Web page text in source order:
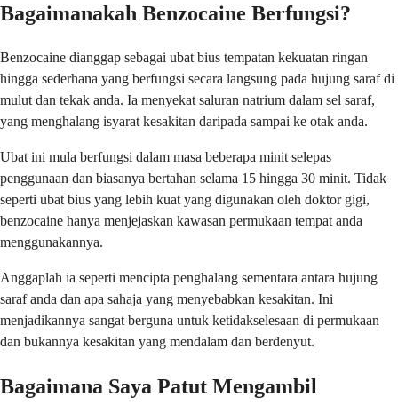
Bagaimanakah Benzocaine Berfungsi?
Benzocaine dianggap sebagai ubat bius tempatan kekuatan ringan
hingga sederhana yang berfungsi secara langsung pada hujung saraf di
mulut dan tekak anda. Ia menyekat saluran natrium dalam sel saraf,
yang menghalang isyarat kesakitan daripada sampai ke otak anda.
Ubat ini mula berfungsi dalam masa beberapa minit selepas
penggunaan dan biasanya bertahan selama 15 hingga 30 minit. Tidak
seperti ubat bius yang lebih kuat yang digunakan oleh doktor gigi,
benzocaine hanya menjejaskan kawasan permukaan tempat anda
menggunakannya.
Anggaplah ia seperti mencipta penghalang sementara antara hujung
saraf anda dan apa sahaja yang menyebabkan kesakitan. Ini
menjadikannya sangat berguna untuk ketidakselesaan di permukaan
dan bukannya kesakitan yang mendalam dan berdenyut.
Bagaimana Saya Patut Mengambil